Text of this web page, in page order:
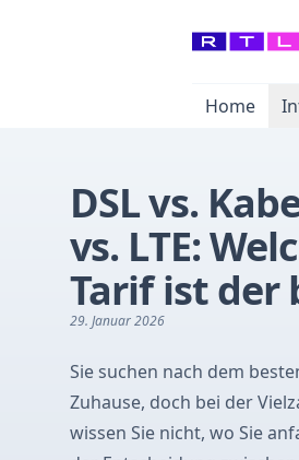
Home
DSL vs.
vs. LTE:
Tarif ist der
29. Januar 2026
Sie suchen nach dem
Zuhause, doch bei der
wissen Sie nicht, wo Sie